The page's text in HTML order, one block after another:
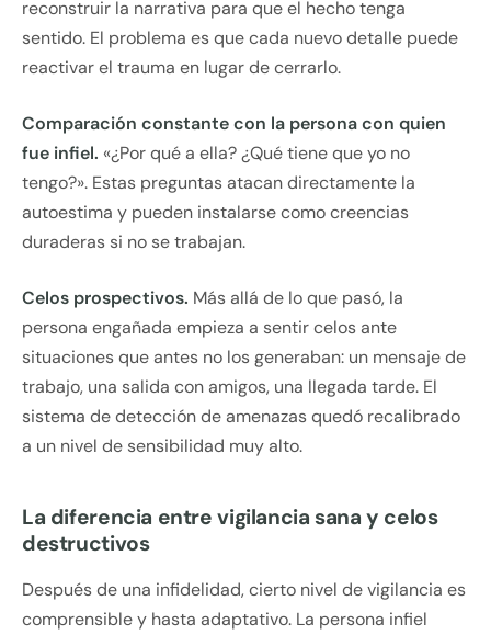
reconstruir la narrativa para que el hecho tenga
sentido. El problema es que cada nuevo detalle puede
reactivar el trauma en lugar de cerrarlo.
Comparación constante con la persona con quien
fue infiel. «¿Por qué a ella? ¿Qué tiene que yo no
tengo?». Estas preguntas atacan directamente la
autoestima y pueden instalarse como creencias
duraderas si no se trabajan.
Celos prospectivos. Más allá de lo que pasó, la
persona engañada empieza a sentir celos ante
situaciones que antes no los generaban: un mensaje de
trabajo, una salida con amigos, una llegada tarde. El
sistema de detección de amenazas quedó recalibrado
a un nivel de sensibilidad muy alto.
La diferencia entre vigilancia sana y celos
destructivos
Después de una infidelidad, cierto nivel de vigilancia es
comprensible y hasta adaptativo. La persona infiel